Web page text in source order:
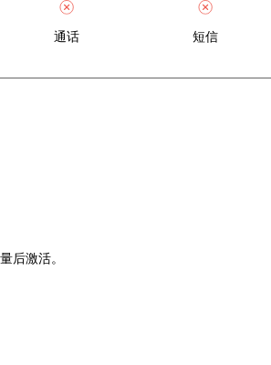
通话 短信
后激活。